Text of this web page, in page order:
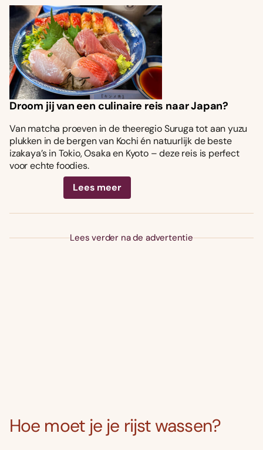
Droom jij van een culinaire reis naar Japan?
Van matcha proeven in de theeregio Suruga tot aan yuzu
plukken in de bergen van Kochi én natuurlijk de beste
izakaya’s in Tokio, Osaka en Kyoto – deze reis is perfect
voor echte foodies.
Lees meer
Lees verder na de advertentie
Hoe moet je je rijst wassen?